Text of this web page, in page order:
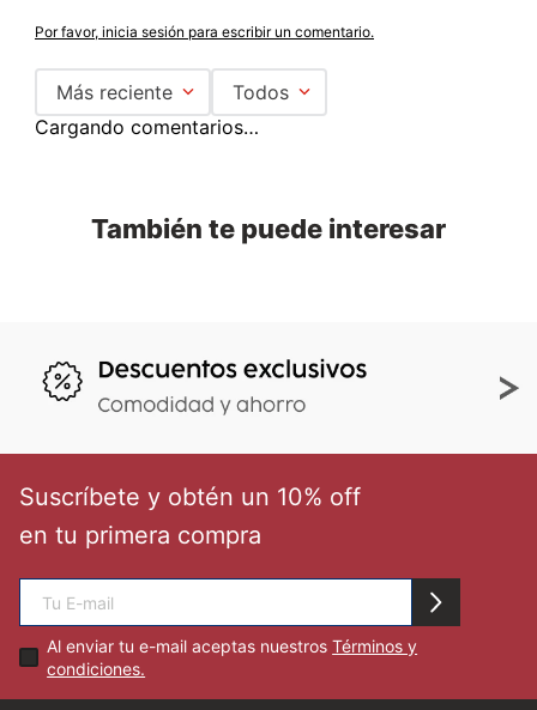
Por favor, inicia sesión para escribir un comentario.
Más reciente
Todos
Cargando comentarios…
También te puede interesar
Suscríbete y obtén un 10% off
en tu primera compra
Al enviar tu e-mail aceptas nuestrosTérminos y
condiciones.